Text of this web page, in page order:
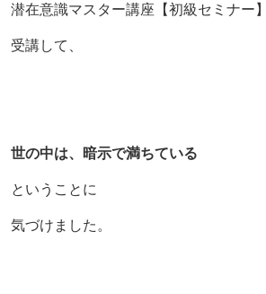
潜在意識マスター講座【初級セミナー
受講して、
世の中は、 暗示で満ちている
ということに
気づけました。